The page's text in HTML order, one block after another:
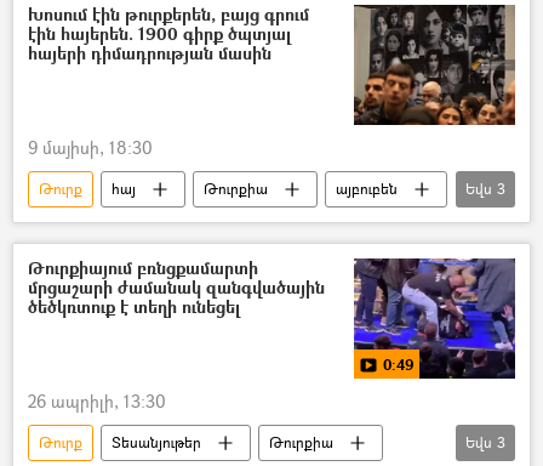
Խոսում էին թուրքերեն, բայց գրում
էին հայերեն. 1900 գիրք ծպտյալ
հայերի դիմադրության մասին
9 մայիսի, 18:30
Թուրք հայ Թուրքիա
այբուբեն
Օսմանյան կայսրություն
Վերժինե Սվազլյան
գիրք
Եվս 3
Թուրքիայում բռնցքամարտի
մրցաշարի ժամանակ զանգվածային
ծեծկռտուք է տեղի ունեցել
0:49
26 ապրիլի, 13:30
Թուրք Տեսանյութեր
Թուրքիա
Եվս 3